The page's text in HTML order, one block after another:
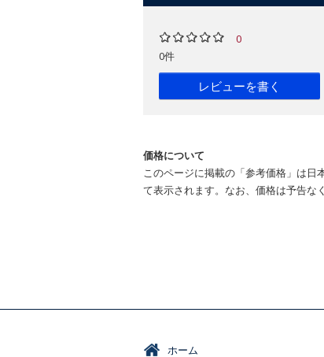
0
0件
レビューを書く
価格について
このページに掲載の「参考価格」は日
て表示されます。なお、価格は予告な
ホーム